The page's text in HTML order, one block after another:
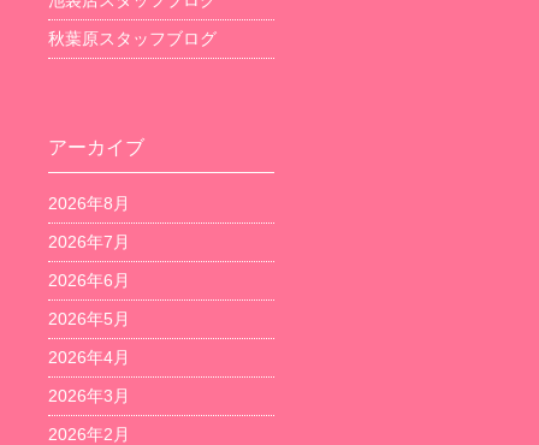
秋葉原スタッフブログ
アーカイブ
2026年8月
2026年7月
2026年6月
2026年5月
2026年4月
2026年3月
2026年2月